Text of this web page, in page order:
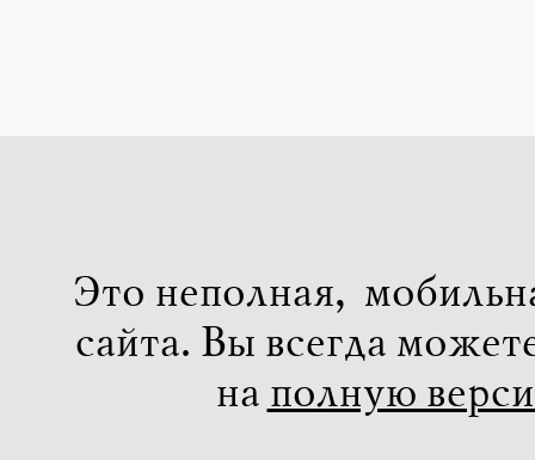
Это неполная,
сайта. Вы всегда
на полную